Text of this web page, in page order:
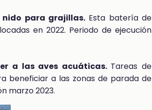
nido para grajillas.Esta batería de
en 2022. Periodo de ejecución
a las aves acuáticas. Tareas de
beneficiar a las zonas de parada de
marzo 2023.